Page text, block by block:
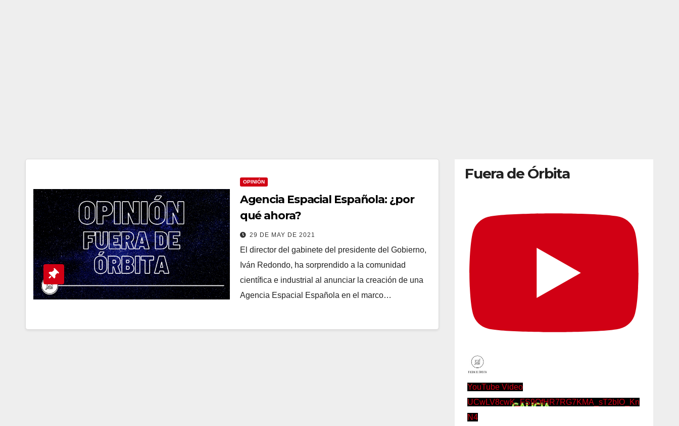
OPINIÓN
Agencia Espacial Española: ¿por
qué ahora?
29 DE MAY DE 2021
El director del gabinete del presidente del Gobierno,
Iván Redondo, ha sorprendido a la comunidad
científica e industrial al anunciar la creación de una
Agencia Espacial Española en el marco…
Fuera de Órbita
YouTube Video
UCwLV8cwK_FS9OfHR7RG7KMA_sT2bIO_Kn
N4